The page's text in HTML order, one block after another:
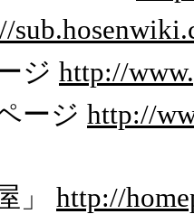
ジ http://
ージ http://
」 http://